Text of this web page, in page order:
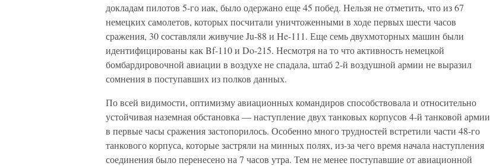
докладам пилотов 5-го иак, было одержано еще 45 побед. Нельзя не отметить, что из 67
немецких самолетов, которых посчитали уничтоженными в ходе первых шести часов
сражения, 30 составляли живучие Ju-88 и He-111. Еще семь двухмоторных машин были
идентифицированы как Bf-110 и Do-215. Несмотря на то что активность немецкой
бомбардировочной авиации в воздухе не спадала, штаб 2-й воздушной армии не выразил
сомнения в поступавших из полков данных.
По всей видимости, оптимизму авиационных командиров способствовала и относительно
устойчивая наземная обстановка — наступление двух танковых корпусов 4-й танковой армии
в первые часы сражения застопорилось. Особенно много трудностей встретили части 48-го
танкового корпуса, которые застряли на минных полях, из-за чего время начала наступления
соединения было перенесено на 7 часов утра. Тем не менее поступавшие от авиационной